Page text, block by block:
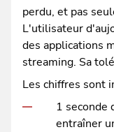
perdu, et pas
L'utilisateur
des applications
streaming. Sa
Les chiffres sont
1 seconde
entraîner